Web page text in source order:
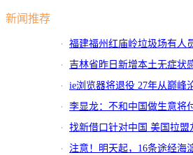
新闻推荐
福建福州红庙岭垃圾场有人
吉林省昨日新增本土无症状
山市
ie浏览器将退役 27年从巅峰
李显龙：不和中国做生意将
找新借口针对中国 美国拉盟
捕鱼”
注意！明天起，16条途经海